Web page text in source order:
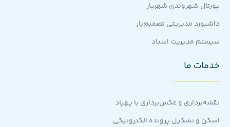
پورتال شهروندی شهریار
داشبورد مدیریتی تصمیم‌یار
سیستم مدیریت اسناد
خدمات ما
نقشه‌برداری و عکس‌برداری با پهپاد
اسکن و تشکیل پرونده الکترونیکی